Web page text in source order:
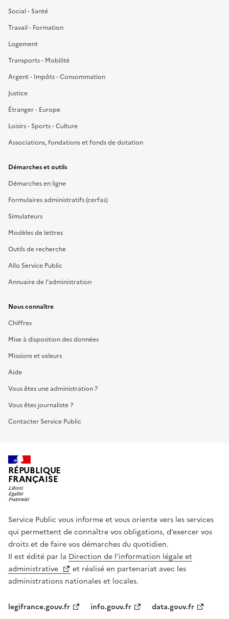
Social - Santé
Travail - Formation
Logement
Transports - Mobilité
Argent - Impôts - Consommation
Justice
Étranger - Europe
Loisirs - Sports - Culture
Associations, fondations et fonds de dotation
Démarches et outils
Démarches en ligne
Formulaires administratifs (cerfas)
Simulateurs
Modèles de lettres
Outils de recherche
Allo Service Public
Annuaire de l'administration
Nous connaître
Chiffres
Mise à disposition des données
Missions et valeurs
Aide
Vous êtes une administration ?
Vous êtes journaliste ?
Contacter Service Public
RÉPUBLIQUE
FRANÇAISE
Service Public vous informe et vous oriente vers les services
qui permettent de connaître vos obligations, d’exercer vos
droits et de faire vos démarches du quotidien.
Il est édité par la Direction de l’information légale et
administrative
et réalisé en partenariat avec les
administrations nationales et locales.
legifrance.gouv.fr info.gouv.fr data.gouv.fr